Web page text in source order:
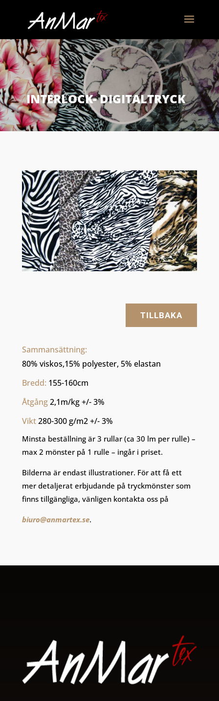
INTERLOCK- DIGITALTRYCK
TILLBAKA
Sammansättning:
80% viskos,15% polyester, 5% elastan
Bredd: 155-160cm
Åtgång 2,1m/kg +/- 3%
Vikt 280-300 g/m2 +/- 3%
Minsta beställning är 3 rullar (ca 30 lm per rulle) –
max 2 mönster på 1 rulle – ingår i priset.
Bilderna är endast illustrationer. För att få ett
mer detaljerat erbjudande på tryckmönster som
finns tillgängliga, vänligen kontakta oss på
biuro@anmartex.se.